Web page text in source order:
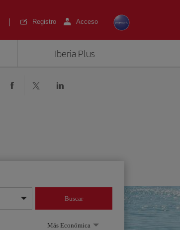
Registro Acceso
Iberia Plus
Buscar
Más Económica